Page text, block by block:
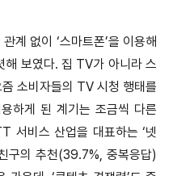
계 없이 ‘스마트폰’을 이용해
해 보였다. 집 TV가 아니라 스
소비자들의 TV 시청 행태를
하게 된 계기는 조금씩 다른
서비스 산업을 대표하는 ‘넷
구의 추천(39.7%, 중복응답)